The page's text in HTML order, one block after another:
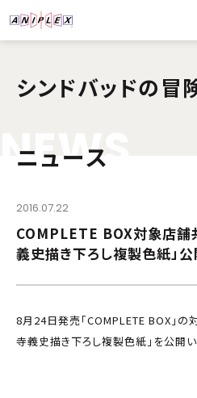
シンドバッドの冒
NEWS
ニュース
2016.07.22
COMPLETE BOX対象店舗
義史描き下ろし複製色紙」公
8月24日発売「COMPLETE BOX」の
寺義史描き下ろし複製色紙」を公開い